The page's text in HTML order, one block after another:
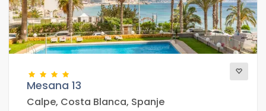
Diensten
Uitzichten
Extra categorieën
Mesana 13
Calpe, Costa Blanca, Spanje